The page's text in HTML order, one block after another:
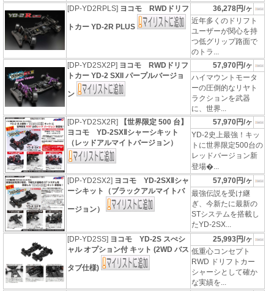
[DP-YD2RPLS] ヨコモ RWDドリフ
トカー YD-2R PLUS
36,278円/ヶ
近年多くのドリフト
ユーザーが関心を持
つ低グリップ路面で
のトラ...
[DP-YD2SX2P] ヨコモ RWDドリフ
トカー YD-2 SXII パープルバージョ
ン
57,970円/ヶ
ハイマウントモータ
ーの圧倒的なリヤト
ラクションを武器
に、世界...
[DP-YD2SX2R]
【世界限定 500 台】
ヨコモ YD-2SXⅡシャーシキット
（レッドアルマイトバージョン）
57,970円/ヶ
YD-2史上最強！キッ
トに世界限定500台の
レッドバージョン新
登場�...
[DP-YD2SX2] ヨコモ YD-2SXⅡシャ
ーシキット（ブラックアルマイトバ
ージョン）
57,970円/ヶ
最強伝説を受け継
ぎ、今新たに最新の
STシステムを搭載し
たYD-2SX...
[DP-YD2SS] ヨコモ YD-2S スぺシ
ャル オプション付 キット (2WD バス
タブ仕様)
25,993円/ヶ
低重心コンセプト
RWD ドリフトカー
シャーシとして確か
な実績を...